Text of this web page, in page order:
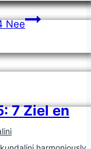
Nee
7 Ziel en